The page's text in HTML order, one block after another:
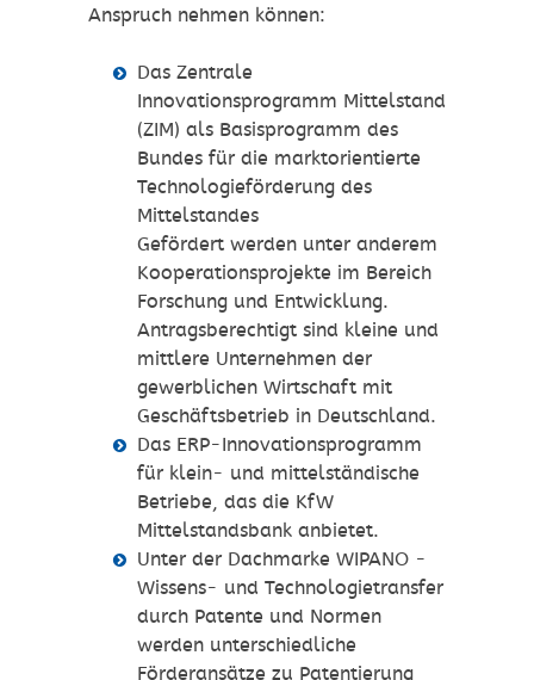
Anspruch nehmen können:
Das Zentrale
Innovationsprogramm Mittelstand
(ZIM) als Basisprogramm des
Bundes für die marktorientierte
Technologieförderung des
Mittelstandes
Gefördert werden unter anderem
Kooperationsprojekte im Bereich
Forschung und Entwicklung.
Antragsberechtigt sind kleine und
mittlere Unternehmen der
gewerblichen Wirtschaft mit
Geschäftsbetrieb in Deutschland.
Das ERP-Innovationsprogramm
für klein- und mittelständische
Betriebe, das die KfW
Mittelstandsbank anbietet.
Unter der Dachmarke WIPANO -
Wissens- und Technologietransfer
durch Patente und Normen
werden unterschiedliche
Förderansätze zu Patentierung